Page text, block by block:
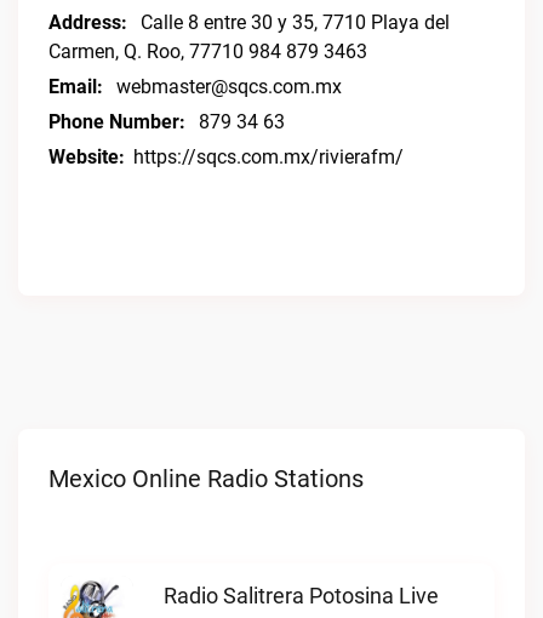
Address:
Calle 8 entre 30 y 35, 7710 Playa del
Carmen, Q. Roo, 77710 984 879 3463
Email:
webmaster@sqcs.com.mx
Phone Number:
879 34 63
Website: https://sqcs.com.mx/rivierafm/
Mexico Online Radio Stations
Radio Salitrera Potosina Live